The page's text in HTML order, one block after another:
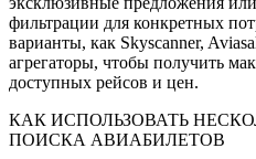
фильтрации для конкретных
варианты, как Skyscanner,
агрегаторы, чтобы получить
доступных рейсов и цен.
КАК ИСПОЛЬЗОВАТЬ
ПОИСКА АВИАБИЛЕТОВ